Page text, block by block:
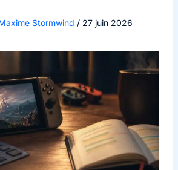
Stormwind / 27 juin 2026